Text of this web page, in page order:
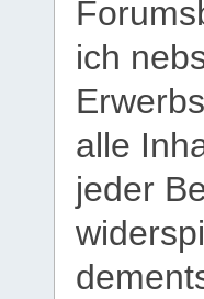
ich
alle
jeder